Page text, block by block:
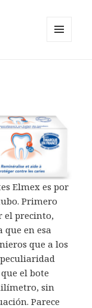
Elmex es por
Primero
el precinto,
en esa
que a los
el bote
sin
Parece